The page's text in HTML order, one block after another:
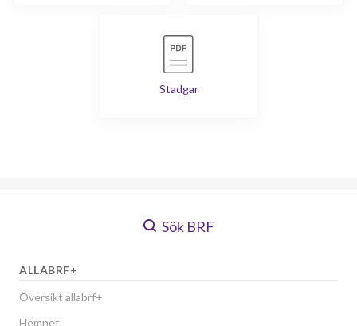
Stadgar
Sök BRF
ALLABRF+
Översikt allabrf+
Hemnet